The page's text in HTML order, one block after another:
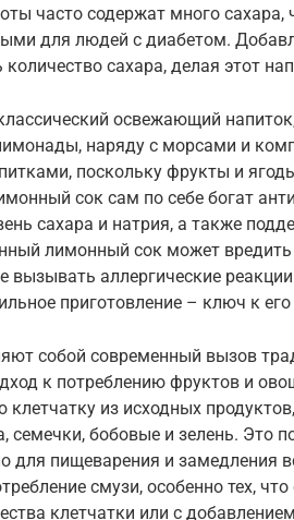
часто содержат много сахара,
для людей с диабетом.
сахара, делая этот
освежающий
наряду с морсами и
поскольку фрукты и
сок сам по себе богат
сахара и натрия, а также
лимонный сок может
вызывать аллергические
приготовление – ключ к его
собой современный вызов
к потреблению фруктов и
клетчатку из исходных
семечки, бобовые и зелень. Это
для пищеварения и замедления
смузи, особенно тех,
клетчатки или с